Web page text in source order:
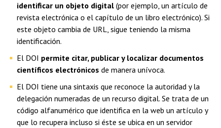
identificar un objeto digital (por ejemplo, un artículo de
revista electrónica o el capítulo de un libro electrónico). Si
este objeto cambia de URL, sigue teniendo la misma
identificación.
El DOI permite citar, publicar y localizar documentos
científicos electrónicos de manera unívoca.
El DOI tiene una sintaxis que reconoce la autoridad y la
delegación numeradas de un recurso digital. Se trata de un
código alfanumérico que identifica en la web un artículo y
que lo recupera incluso si éste se ubica en un servidor